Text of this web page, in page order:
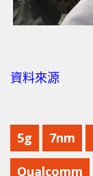
資料來源
5g 7nm
Qualcomm